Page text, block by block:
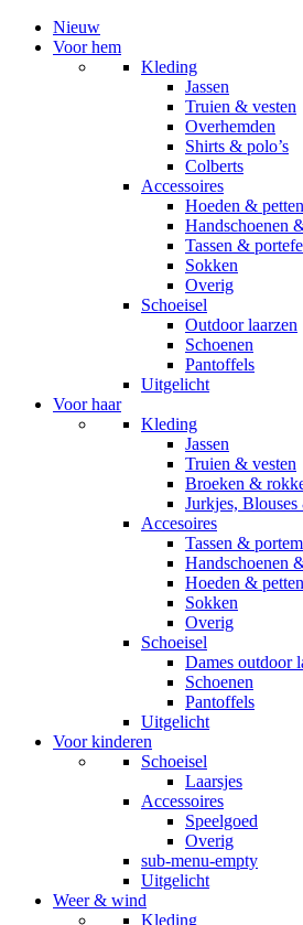
Nieuw
Voor hem
Kleding
Jassen
Truien & vesten
Overhemden
Shirts & polo’s
Colberts
Accessoires
Hoeden & petten
Handschoenen
Tassen &
Sokken
Overig
Schoeisel
Outdoor laarzen
Schoenen
Pantoffels
Uitgelicht
Voor haar
Kleding
Jassen
Truien & vesten
Broeken &
Jurkjes,
Accesoires
Tassen &
Handschoenen
Hoeden & petten
Sokken
Overig
Schoeisel
Dames outdoor
Schoenen
Pantoffels
Uitgelicht
Voor kinderen
Schoeisel
Laarsjes
Accessoires
Speelgoed
Overig
sub-menu-empty
Uitgelicht
Weer & wind
Kleding